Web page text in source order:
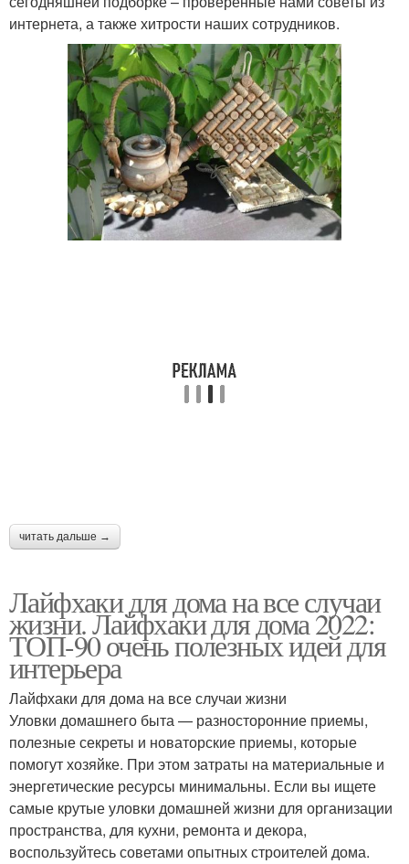
интернета, а также хитрости наших сотрудников.
читать дальше →
Лайфхаки для дома на все случаи
жизни. Лайфхаки для дома 2022:
ТОП-90 очень полезных идей для
интерьера
Лайфхаки для дома на все случаи жизни
Уловки домашнего быта — разносторонние приемы,
полезные секреты и новаторские приемы, которые
помогут хозяйке. При этом затраты на материальные и
энергетические ресурсы минимальны. Если вы ищете
самые крутые уловки домашней жизни для организации
пространства, для кухни, ремонта и декора,
воспользуйтесь советами опытных строителей дома.